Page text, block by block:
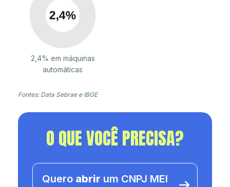
2,4% em máquinas
automáticas
Fontes: Data Sebrae e IBGE
O QUE VOCÊ PRECISA?
Quero abrir um CNPJ MEI